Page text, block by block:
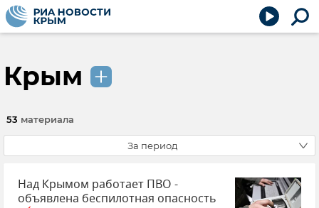
Крым
53 материала
За период
Над Крымом работает ПВО -
объявлена беспилотная опасность